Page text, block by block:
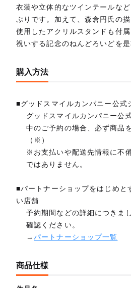
衣装や立体的なツインテールな
ぷりです。加えて、森倉円氏の
使用したアクリルスタンドも付
祝いする記念のねんどろいどを是
購入方法
■グッドスマイルカンパニー公式
グッドスマイルカンパニー公
中のご予約の場合、必ず商品
（※）
※お支払いや配送先情報に不
ではありません。
■パートナーショップをはじめと
い店舗
予約期間などの詳細につきま
確認ください。
→パートナーショップ一覧
商品仕様